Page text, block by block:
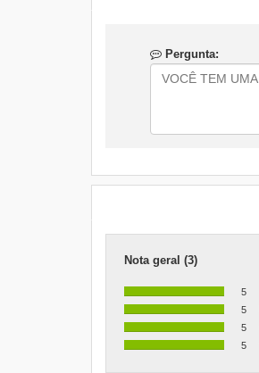
Corolla 1998 1.8
Corolla 1999 1.8
Corolla 2002 1.8
Pergunta:
Nota geral (3)
5
5
5
5